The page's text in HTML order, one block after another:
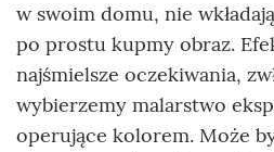
w swoim domu, nie
po prostu kupmy obraz.
najśmielsze oczekiwania,
wybierzemy malarstwo
operujące kolorem. Może